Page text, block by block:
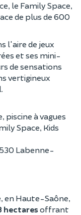
le Family Space,
de plus de 600
l'aire de jeux
et ses mini-
de sensations
vertigineux
piscine à vagues
Space, Kids
Labenne-
en Haute-Saône,
hectaresoffrant